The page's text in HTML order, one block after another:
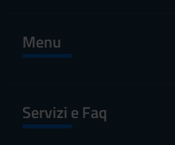
Menu
Servizi e Faq